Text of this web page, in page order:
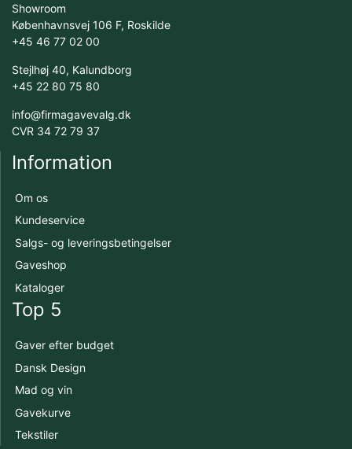
Showroom
Københavnsvej 106 F, Roskilde
+45 46 77 02 00
Stejlhøj 40, Kalundborg
+45 22 80 75 80
info@firmagavevalg.dk
CVR 34 72 79 37
Information
Om os
Kundeservice
Salgs- og leveringsbetingelser
Gaveshop
Kataloger
Top 5
Gaver efter budget
Dansk Design
Mad og vin
Gavekurve
Tekstiler